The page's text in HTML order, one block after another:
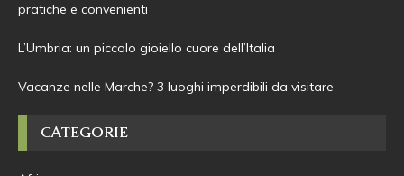
pratiche e convenienti
L’Umbria: un piccolo gioiello cuore dell’Italia
Vacanze nelle Marche? 3 luoghi imperdibili da visitare
CATEGORIE